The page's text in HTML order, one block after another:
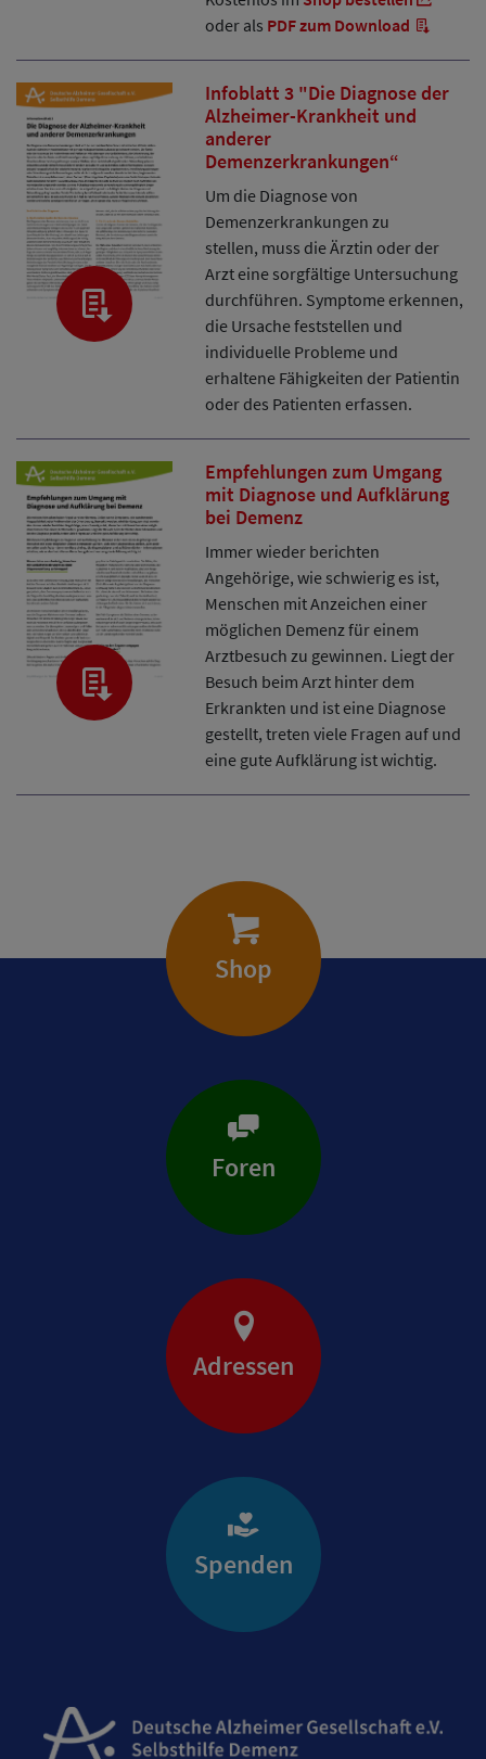
oder als PDF zum Download
Infoblatt 3 "Die Diagnose der
Alzheimer-Krankheit und
anderer
Demenzerkrankungen“
Um die Diagnose von
Demenzerkrankungen zu
stellen, muss die Ärztin oder der
Arzt eine sorgfältige Untersuchung
durchführen. Symptome erkennen,
die Ursache feststellen und
individuelle Probleme und
erhaltene Fähigkeiten der Patientin
oder des Patienten erfassen.
Empfehlungen zum Umgang
mit Diagnose und Aufklärung
bei Demenz
Immer wieder berichten
Angehörige, wie schwierig es ist,
Menschen mit Anzeichen einer
möglichen Demenz für einem
Arztbesuch zu gewinnen. Liegt der
Besuch beim Arzt hinter dem
Erkrankten und ist eine Diagnose
gestellt, treten viele Fragen auf und
eine gute Aufklärung ist wichtig.
Shop
Foren
Adressen
Spenden